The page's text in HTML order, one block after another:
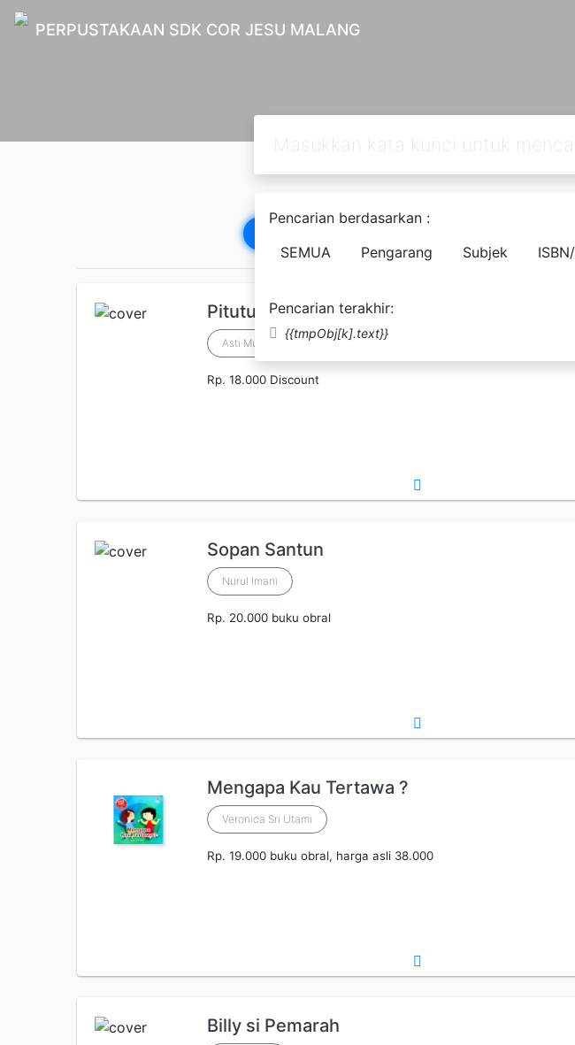
PERPUSTAKAAN SDK COR JESU MALANG
Pencarian berdasarkan :
SEMUA
Pengarang Subjek
Pencarian terakhir:
{{tmpObj[k].text}}
Pitutur Wong Jawa
Asti Musman
Rp. 18.000 Discount
Sopan Santun
Nurul Imani
Rp. 20.000 buku obral
Mengapa Kau Tertawa ?
Veronica Sri Utami
Rp. 19.000 buku obral, harga asli 38.000
Billy si Pemarah